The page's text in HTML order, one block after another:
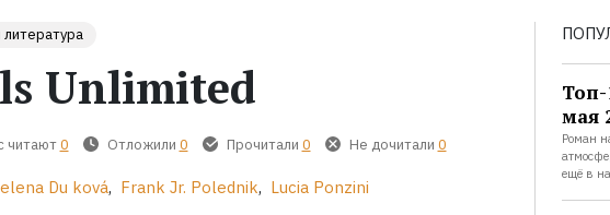
Unlimited
читают 0 Отложили 0 Прочитали 0 Не дочитали 0
Du ková, Frank Jr. Polednik, Lucia Ponzini
мая
Роман
ещё в